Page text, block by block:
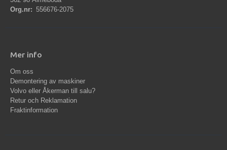
Org.nr: 556676-2075
Mer info
Om oss
Demontering av maskiner
Volvo eller Åkerman till salu?
Retur och Reklamation
Fraktinformation